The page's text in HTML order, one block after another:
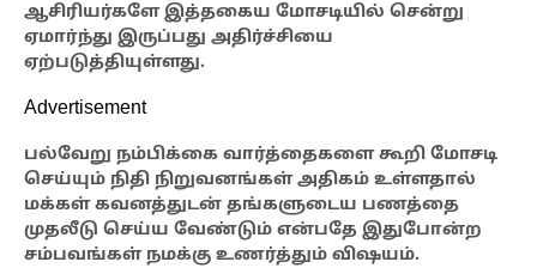
ஆசிரியர்களே இத்தகைய மோசடியில் சென்று
ஏமார்ந்து இருப்பது அதிர்ச்சியை
ஏற்படுத்தியுள்ளது.
Advertisement
பல்வேறு நம்பிக்கை வார்த்தைகளை கூறி மோசடி
செய்யும் நிதி நிறுவனங்கள் அதிகம் உள்ளதால்
மக்கள் கவனத்துடன் தங்களுடைய பணத்தை
முதலீடு செய்ய வேண்டும் என்பதே இதுபோன்ற
சம்பவங்கள் நமக்கு உணர்த்தும் விஷயம்.